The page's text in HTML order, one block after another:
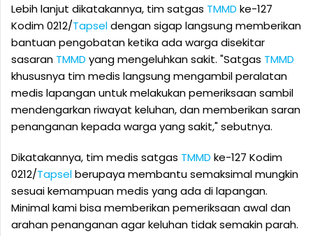
Lebih lanjut dikatakannya, tim satgas TMMD ke-127
Kodim 0212/Tapseldengan sigap langsung memberikan
bantuan pengobatan ketika ada warga disekitar
sasaran TMMD yang mengeluhkan sakit. "Satgas TMMD
khususnya tim medis langsung mengambil peralatan
medis lapangan untuk melakukan pemeriksaan sambil
mendengarkan riwayat keluhan, dan memberikan saran
penanganan kepada warga yang sakit," sebutnya.
Dikatakannya, tim medis satgas TMMD ke-127 Kodim
0212/Tapselberupaya membantu semaksimal mungkin
sesuai kemampuan medis yang ada di lapangan.
Minimal kami bisa memberikan pemeriksaan awal dan
arahan penanganan agar keluhan tidak semakin parah.